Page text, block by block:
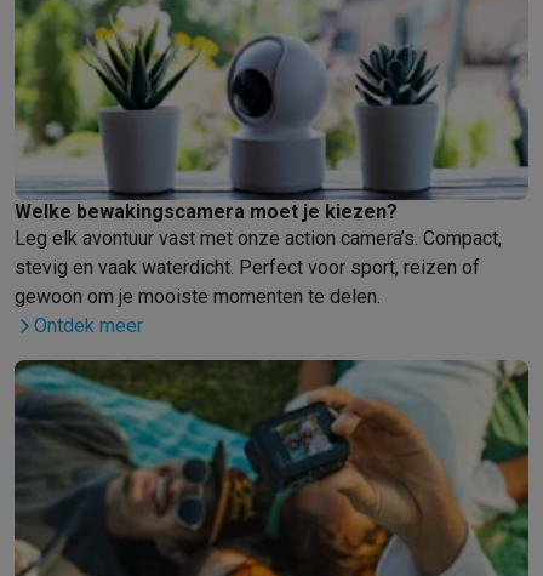
Welke bewakingscamera moet je kiezen?
Leg elk avontuur vast met onze action camera’s. Compact,
stevig en vaak waterdicht. Perfect voor sport, reizen of
gewoon om je mooiste momenten te delen.
Ontdek meer